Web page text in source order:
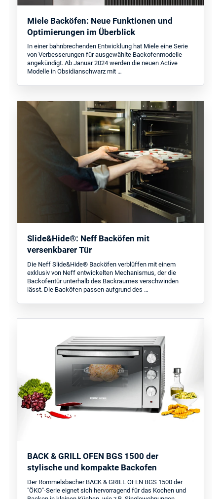
Miele Backöfen: Neue Funktionen und
Optimierungen im Überblick
In einer bahnbrechenden Entwicklung hat Miele eine Serie
von Verbesserungen für ausgewählte Backofenmodelle
angekündigt. Ab Januar 2024 werden die neuen Active
Modelle in Obsidianschwarz mit …
Slide&Hide®: Neff Backöfen mit
versenkbarer Tür
Die Neff Slide&Hide® Backöfen verblüffen mit einem
exklusiv von Neff entwickelten Mechanismus, der die
Backofentür unterhalb des Backraumes verschwinden
lässt. Die Backöfen passen aufgrund des …
BACK & GRILL OFEN BGS 1500 der
stylische und kompakte Backofen
Der Rommelsbacher BACK & GRILL OFEN BGS 1500 der
"ÖKO"-Serie eignet sich hervorragend für das Kochen und